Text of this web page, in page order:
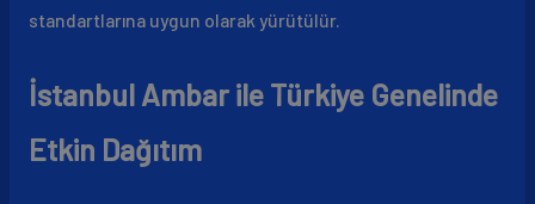
standartlarına uygun olarak yürütülür.
İstanbul Ambar ile Türkiye Genelinde
Etkin Dağıtım